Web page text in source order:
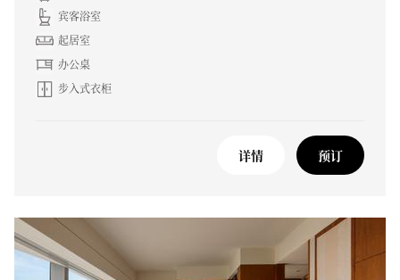
宾客浴室
起居室
办公桌
步入式衣柜
详情 预订